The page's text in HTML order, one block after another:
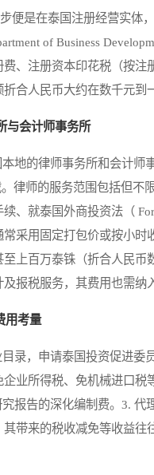
是在泰国注册经营实体
of Business
、注册资本印花税（按注
合人民币大约在数千元到
与会计师事务所
的律师事务所和会计师
律师的服务范围包括但不
、就泰国外商投资法（
采用固定打包价或按小
上百万泰铢（折合人民
报税服务，其费用也需纳
用考量
，申请泰国投资促进委
业所得税、免机械进口税
报告的深化编制费。3.
带来的税收减免等收益